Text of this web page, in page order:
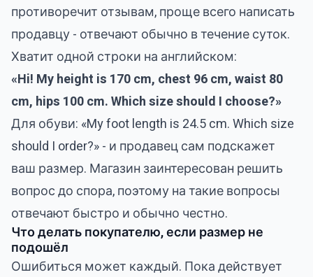
противоречит отзывам, проще всего написать
продавцу - отвечают обычно в течение суток.
Хватит одной строки на английском:
«Hi! My height is 170 cm, chest 96 cm, waist 80
cm, hips 100 cm. Which size should I choose?»
Для обуви: «My foot length is 24.5 cm. Which size
should I order?» - и продавец сам подскажет
ваш размер. Магазин заинтересован решить
вопрос до спора, поэтому на такие вопросы
отвечают быстро и обычно честно.
Что делать покупателю, если размер не
подошёл
Ошибиться может каждый. Пока действует